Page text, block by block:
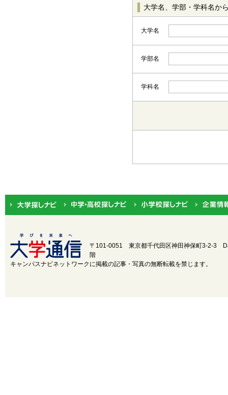
大学名、学部・学科名か
大学名
学部名
学科名
中国 鳥取
〒101-0051 東京都千代田区神田神保町3-2-3
階
キャンパスナビネットワークに掲載の記事・写真の無断転載を禁じます。